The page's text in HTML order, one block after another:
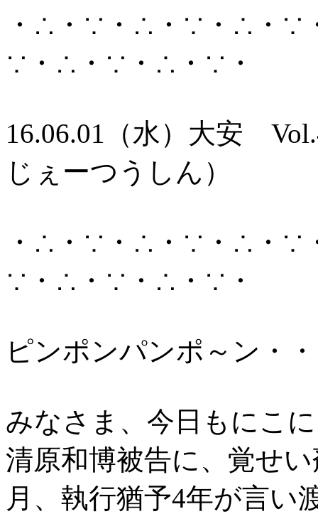
・∴・∵・∴・∵・∴・
∵・∴・∵・∴・∵・
16.06.01（水）大安
じぇーつうしん）
・∴・∵・∴・∵・∴・
∵・∴・∵・∴・∵・
ピンポンパンポ～ン・
みなさま、今日もにこ
清原和博被告に、覚せ
月、執行猶予4年が言い